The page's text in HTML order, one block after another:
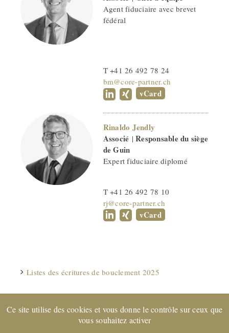
Agent fiduciaire avec brevet
fédéral
T +41 26 492 78 24
bm@core-partner.ch
vCard
Rinaldo Jendly
Associé | Responsable du siège
de Guin
Expert fiduciaire diplomé
T +41 26 492 78 10
rj@core-partner.ch
vCard
Listes des écritures de bouclement 2025
Entreprise certifiée EXPERTsuisseet membre de FIDUCIAIRE
| SUISSE © 2022 CORE Partenaires SA
Ce site utilise des cookies et vous donne le contrôle sur ceux que
vous souhaitez activer